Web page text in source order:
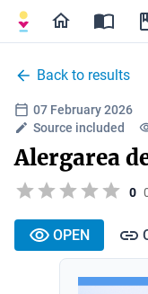
Back to results
07 February 2026
Source included
Alergarea
0
OPEN